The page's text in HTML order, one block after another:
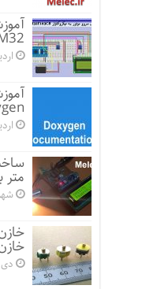
متر
دی 28,